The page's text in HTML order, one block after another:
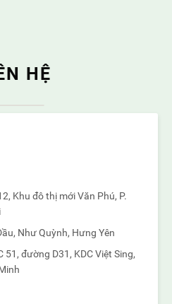
HỆ
Khu đô thị mới Văn Phú, P.
Như Quỳnh, Hưng Yên
51, đường D31, KDC Việt Sing,